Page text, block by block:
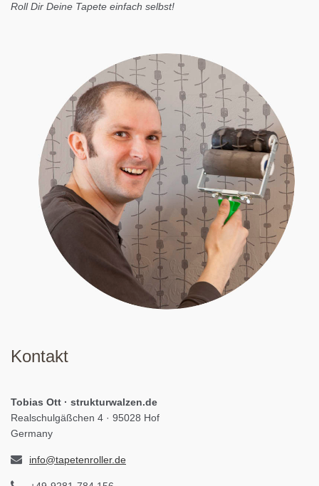
Roll Dir Deine Tapete einfach selbst!
Kontakt
Tobias Ott · strukturwalzen.de
Realschulgäßchen 4 · 95028 Hof
Germany
info@tapetenroller.de